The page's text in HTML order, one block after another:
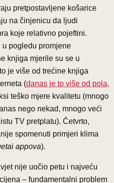
pretpostavljene košarice
na činjenicu da ljudi
koje relativno pojeftini.
pogledu promjene
knjiga mjerile su se u
je više od trećine knjiga
(danas je to više od pola,
teško mjere kvalitetu (mnogo
nego nekad, mnogo veći
TV pretplatu). Četvrto,
spomenuti primjeri klima
i appova).
nije uočio petu i najveću
– fundamentalni problem